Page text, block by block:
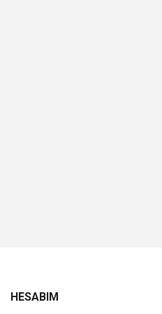
HESABIM